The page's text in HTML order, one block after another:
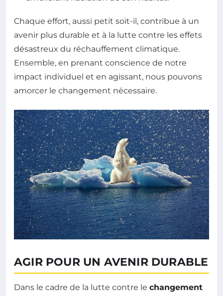
Chaque effort, aussi petit soit-il, contribue à un
avenir plus durable et à la lutte contre les effets
désastreux du réchauffement climatique.
Ensemble, en prenant conscience de notre
impact individuel et en agissant, nous pouvons
amorcer le changement nécessaire.
AGIR POUR UN AVENIR DURABLE
Dans le cadre de la lutte contre le changement